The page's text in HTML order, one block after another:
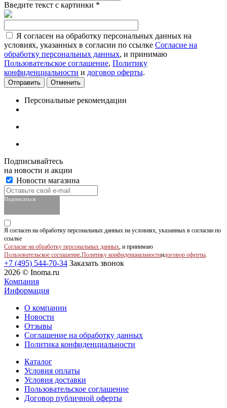
Введите текст с картинки *
Я согласен на обработку персональных данных на
условиях, указанных в согласии по ссылке Согласие на
обработку персональных данных, и принимаю
Пользовательское соглашение, Политику
конфиденциальности и договор оферты.
Отменить
Персональные рекомендации
Подписывайтесь
на новости и акции
Новости магазина
Подписаться
Я согласен на обработку персональных данных на условиях, указанных в согласии по
ссылке
Согласие на обработку персональных данных, и принимаю
Пользовательское соглашение,Политику конфиденциальностиидоговор оферты.
+7 (495) 544-70-34 Заказать звонок
2026 © Inoma.ru
Компания
Информация
О компании
Новости
Отзывы
Соглашение на обработку данных
Политика конфиденциальности
Каталог
Условия оплаты
Условия доставки
Пользовательское соглашение
Договор публичной оферты